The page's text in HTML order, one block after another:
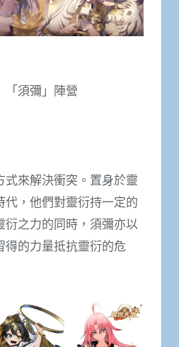
「須彌」陣營
式來解決衝突。置身於靈
代，他們對靈衍持一定的
衍之力的同時，須彌亦以
得的力量抵抗靈衍的危